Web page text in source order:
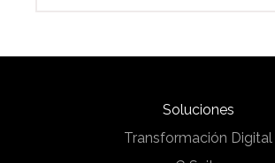
Soluciones
Transformación Digital